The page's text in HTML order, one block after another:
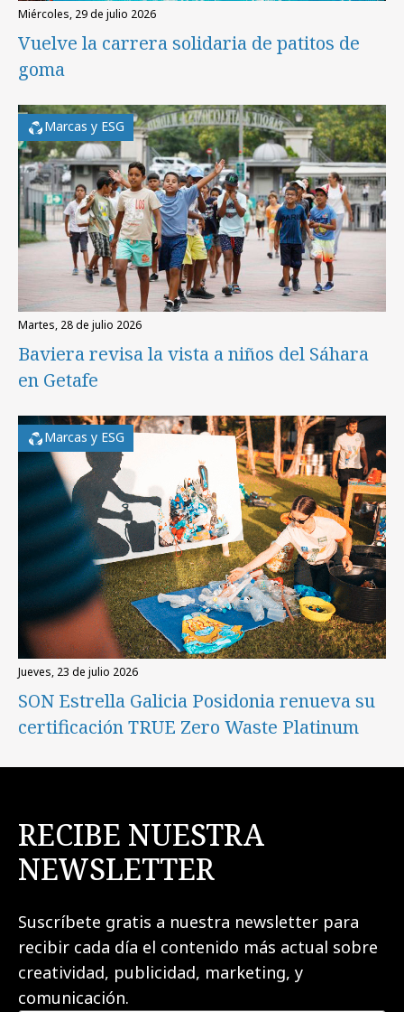
miércoles, 29 de julio 2026
Vuelve la carrera solidaria de patitos de
goma
Marcas y ESG
martes, 28 de julio 2026
Baviera revisa la vista a niños del Sáhara
en Getafe
Marcas y ESG
jueves, 23 de julio 2026
SON Estrella Galicia Posidonia renueva su
certificación TRUE Zero Waste Platinum
RECIBE NUESTRA
NEWSLETTER
Suscríbete gratis a nuestra newsletter para
recibir cada día el contenido más actual sobre
creatividad, publicidad, marketing, y
comunicación.